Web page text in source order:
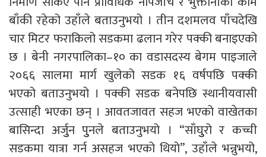
बाँकी रहेको उहाँले बताउनुभयो । तीन दशमलव पाँचदेखि
चार मिटर फराकिलो सडकमा ढलान गरेर पक्की बनाइएको
छ । बेनी नगरपालिका–१० का वडासदस्य बेगम पाइजाले
२०६६ सालमा मार्ग खुलेको सडक १६ वर्षपछि पक्की
भएको बताउनुभयो । पक्की सडक बनेपछि स्थानीयवासी
उत्साही भएका छन् । आवतजावत सहज भएको वाखेतका
बासिन्दा अर्जुुन पुुनले बताउनुभयो । “साँघुुरो र कच्ची
सडकमा यात्रा गर्न असहज भएको थियो”, उहाँले भन्नुभयो,